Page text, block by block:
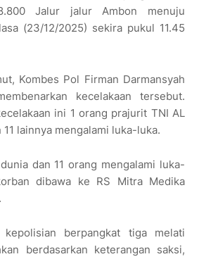
Jalur jalur Ambon menuju
(23/12/2025) sekira pukul 11.45
Kombes Pol Firman Darmansyah
kecelakaan tersebut.
ini 1 orang prajurit TNI AL
lainnya mengalami luka-luka.
dan 11 orang mengalami luka-
dibawa ke RS Mitra Medika
kepolisian berpangkat tiga melati
berdasarkan keterangan saksi,